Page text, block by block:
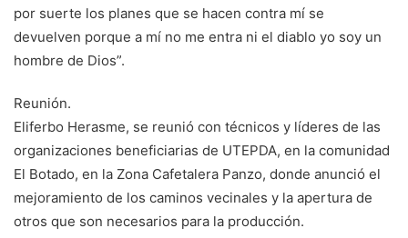
por suerte los planes que se hacen contra mí se
devuelven porque a mí no me entra ni el diablo yo soy un
hombre de Dios”.
Reunión.
Eliferbo Herasme, se reunió con técnicos y líderes de las
organizaciones beneficiarias de UTEPDA, en la comunidad
El Botado, en la Zona Cafetalera Panzo, donde anunció el
mejoramiento de los caminos vecinales y la apertura de
otros que son necesarios para la producción.